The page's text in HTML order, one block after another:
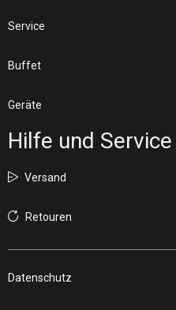
Service
Buffet
Geräte
Hilfe und Service
Versand
Retouren
Datenschutz